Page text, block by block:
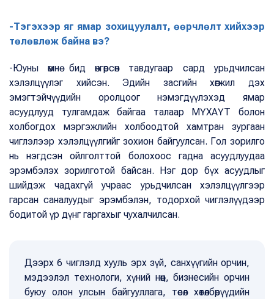
-Тэгэхээр яг ямар зохицуулалт, өөрчлөлт хийхээр
төлөвлөж байна вэ?
-Юуны өмнө бид өнгөрсөн тавдугаар сард урьдчилсан
хэлэлцүүлэг хийсэн. Эдийн засгийн хөгжил дэх
эмэгтэйчүүдийн оролцоог нэмэгдүүлэхэд ямар
асуудлууд тулгамдаж байгаа талаар МҮХАҮТ болон
холбогдох мэргэжлийн холбоодтой хамтран зургаан
чиглэлээр хэлэлцүүлгийг зохион байгуулсан. Гол зорилго
нь нэгдсэн ойлголттой болохоос гадна асуудлуудаа
эрэмбэлэх зорилготой байсан. Нэг дор бүх асуудлыг
шийдэж чадахгүй учраас урьдчилсан хэлэлцүүлгээр
гарсан саналуудыг эрэмбэлэн, тодорхой чиглэлүүдээр
бодитой үр дүнг гаргахыг чухалчилсан.
Дээрх 6 чиглэлд хууль эрх зүй, санхүүгийн орчин,
мэдээлэл технологи, хүний нөөц, бизнесийн орчин
буюу олон улсын байгууллага, төсөл хөтөлбөрүүдийн